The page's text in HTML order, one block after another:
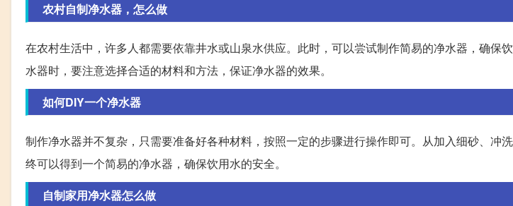
农村自制净水器，怎么做
在农村生活中，许多人都需要依靠井水或山泉水供应。此时，可以尝试制作简易的净水器，确保
水器时，要注意选择合适的材料和方法，保证净水器的效果。
如何DIY一个净水器
制作净水器并不复杂，只需要准备好各种材料，按照一定的步骤进行操作即可。从加入细砂、冲
终可以得到一个简易的净水器，确保饮用水的安全。
自制家用净水器怎么做